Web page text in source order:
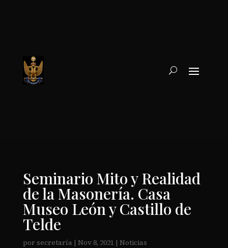
Seminario Mito y Realidad
de la Masonería. Casa
Museo León y Castillo de
Telde
por secretaría | Nov 8, 2021 | Noticias